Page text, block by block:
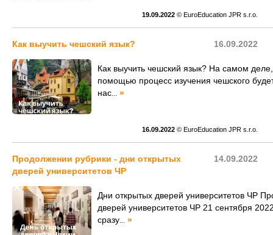
19.09.2022 © EuroEducation JPR s.r.o.
16.09.2022
Как выучить чешский язык?
Как выучить чешский язык? На самом
помощью процесс изучения чешского
нас
»
16.09.2022 © EuroEducation JPR s.r.o.
14.09.2022
Продолжении рубрики - дни открытых
дверей университетов ЧР
Дни открытых дверей университетов ЧР
дверей университетов ЧР 21 сентября
сразу
»